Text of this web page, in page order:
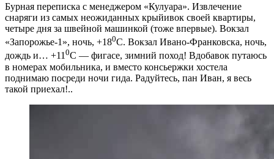
Бурная переписка с менеджером «Кулуара». Извлечение
снаряги из самых неожиданных крыйивок своей квартиры,
четыре дня за швейной машинкой (тоже впервые). Вокзал
«Запорожье-1», ночь, +180С. Вокзал Ивано-Франковска, ночь,
дождь и… +110С — фигасе, зимний поход! Вдобавок путаюсь
в номерах мобильника, и вместо консьержки хостела
поднимаю посреди ночи гида. Радуйтесь, пан Иван, я весь
такой приехал!..